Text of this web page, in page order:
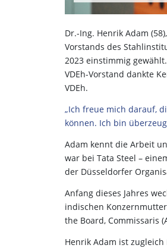
Dr.-Ing. Henrik Adam
Vorstands des
2023 einstimmig
VDEh-Vorstand dankte
VDEh.
„Ich freue mich darauf,
können. Ich bin
Adam kennt die Arbeit
war bei Tata Steel –
der Düsseldorfer
Anfang dieses Jahres
indischen
the Board, Commissaris
Henrik Adam ist